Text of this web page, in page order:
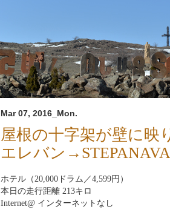
Mar 07, 2016_Mon.
屋根の十字架が壁に映
エレバン
ホテル（20,000ドラム／4,599円）
本日の走行距離 213キロ
Internet@ インターネットなし